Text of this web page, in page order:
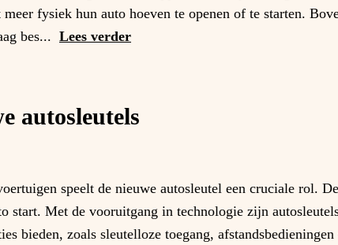
fysiek hun auto hoeven te openen of te starten.
bes... Lees verder
autosleutels
speelt de nieuwe autosleutel een cruciale rol.
start. Met de vooruitgang in technologie zijn
bieden, zoals sleutelloze toegang,